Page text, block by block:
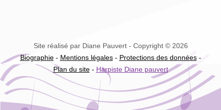
Site réalisé par Diane Pauvert - Copyright © 2026
Biographie- Mentions légales- Protections des données-
Plan du site- Harpiste Diane pauvert